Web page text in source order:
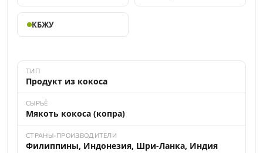
КБЖУ
ТИП
Продукт из кокоса
СЫРЬЁ
Мякоть кокоса (копра)
СТРАНЫ-ПРОИЗВОДИТЕЛИ
Филиппины, Индонезия, Шри-Ланка, Индия